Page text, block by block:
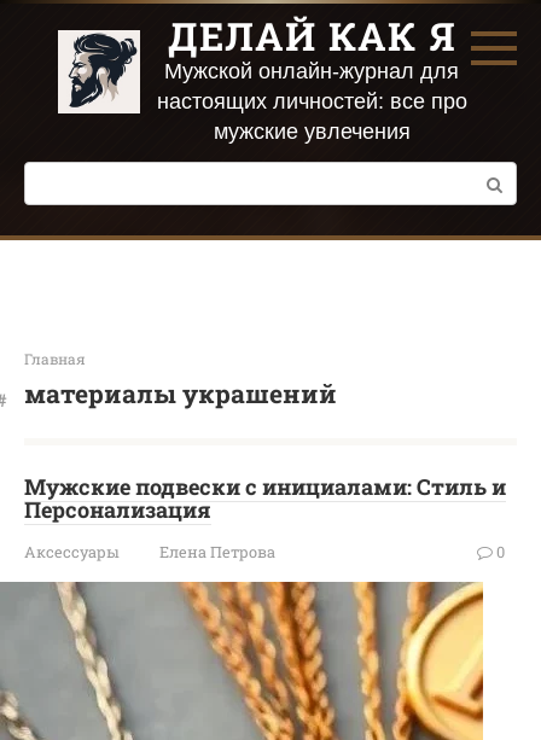
Перейти
контенту
ДЕЛАЙ КАК Я
Мужской онлайн-журнал для
настоящих личностей: все про
мужские увлечения
Поиск:
Главная
материалы украшений
Мужские подвески с инициалами: Стиль и
Персонализация
Аксессуары Елена Петрова 0